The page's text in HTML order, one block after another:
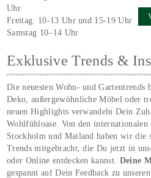
Uhr
Freitag: 10-13 Uhr und 15-19 Uhr
Samstag 10–14 Uhr
Exklusive Trends &
Die neuesten Wohn- und
Deko, außergewöhnliche Möbel oder
neuen Highlights verwandeln Dein
Wohlfühloase. Von den internationalen
Stockholm und Mailand haben wir die
Trends mitgebracht, die Du jetzt in
oder Online entdecken kannst. Deine
gespannt auf Dein Feedback zu